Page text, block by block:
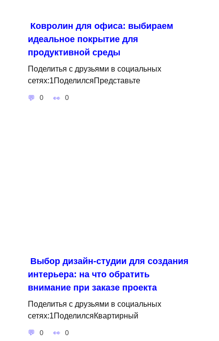
Ковролин для офиса: выбираем
идеальное покрытие для
продуктивной среды
Поделитья с друзьями в социальных
сетях:1ПоделилсяПредставьте
0 0
Выбор дизайн-студии для создания
интерьера: на что обратить
внимание при заказе проекта
Поделитья с друзьями в социальных
сетях:1ПоделилсяКвартирный
0 0